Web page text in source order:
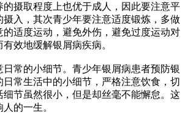
的摄取程度上也优于成人，因此要注意平
摄入，其次青少年要注意适度锻炼，多做
的适度运动，避免外伤，避免过度运动对
效地缓解银屑病疾病。
常的小细节。青少年银屑病患者预防银
日常生活中的小细节，严格注意饮食，切
细节虽然很小，但是却丝毫不能懈怠。这
的一生。